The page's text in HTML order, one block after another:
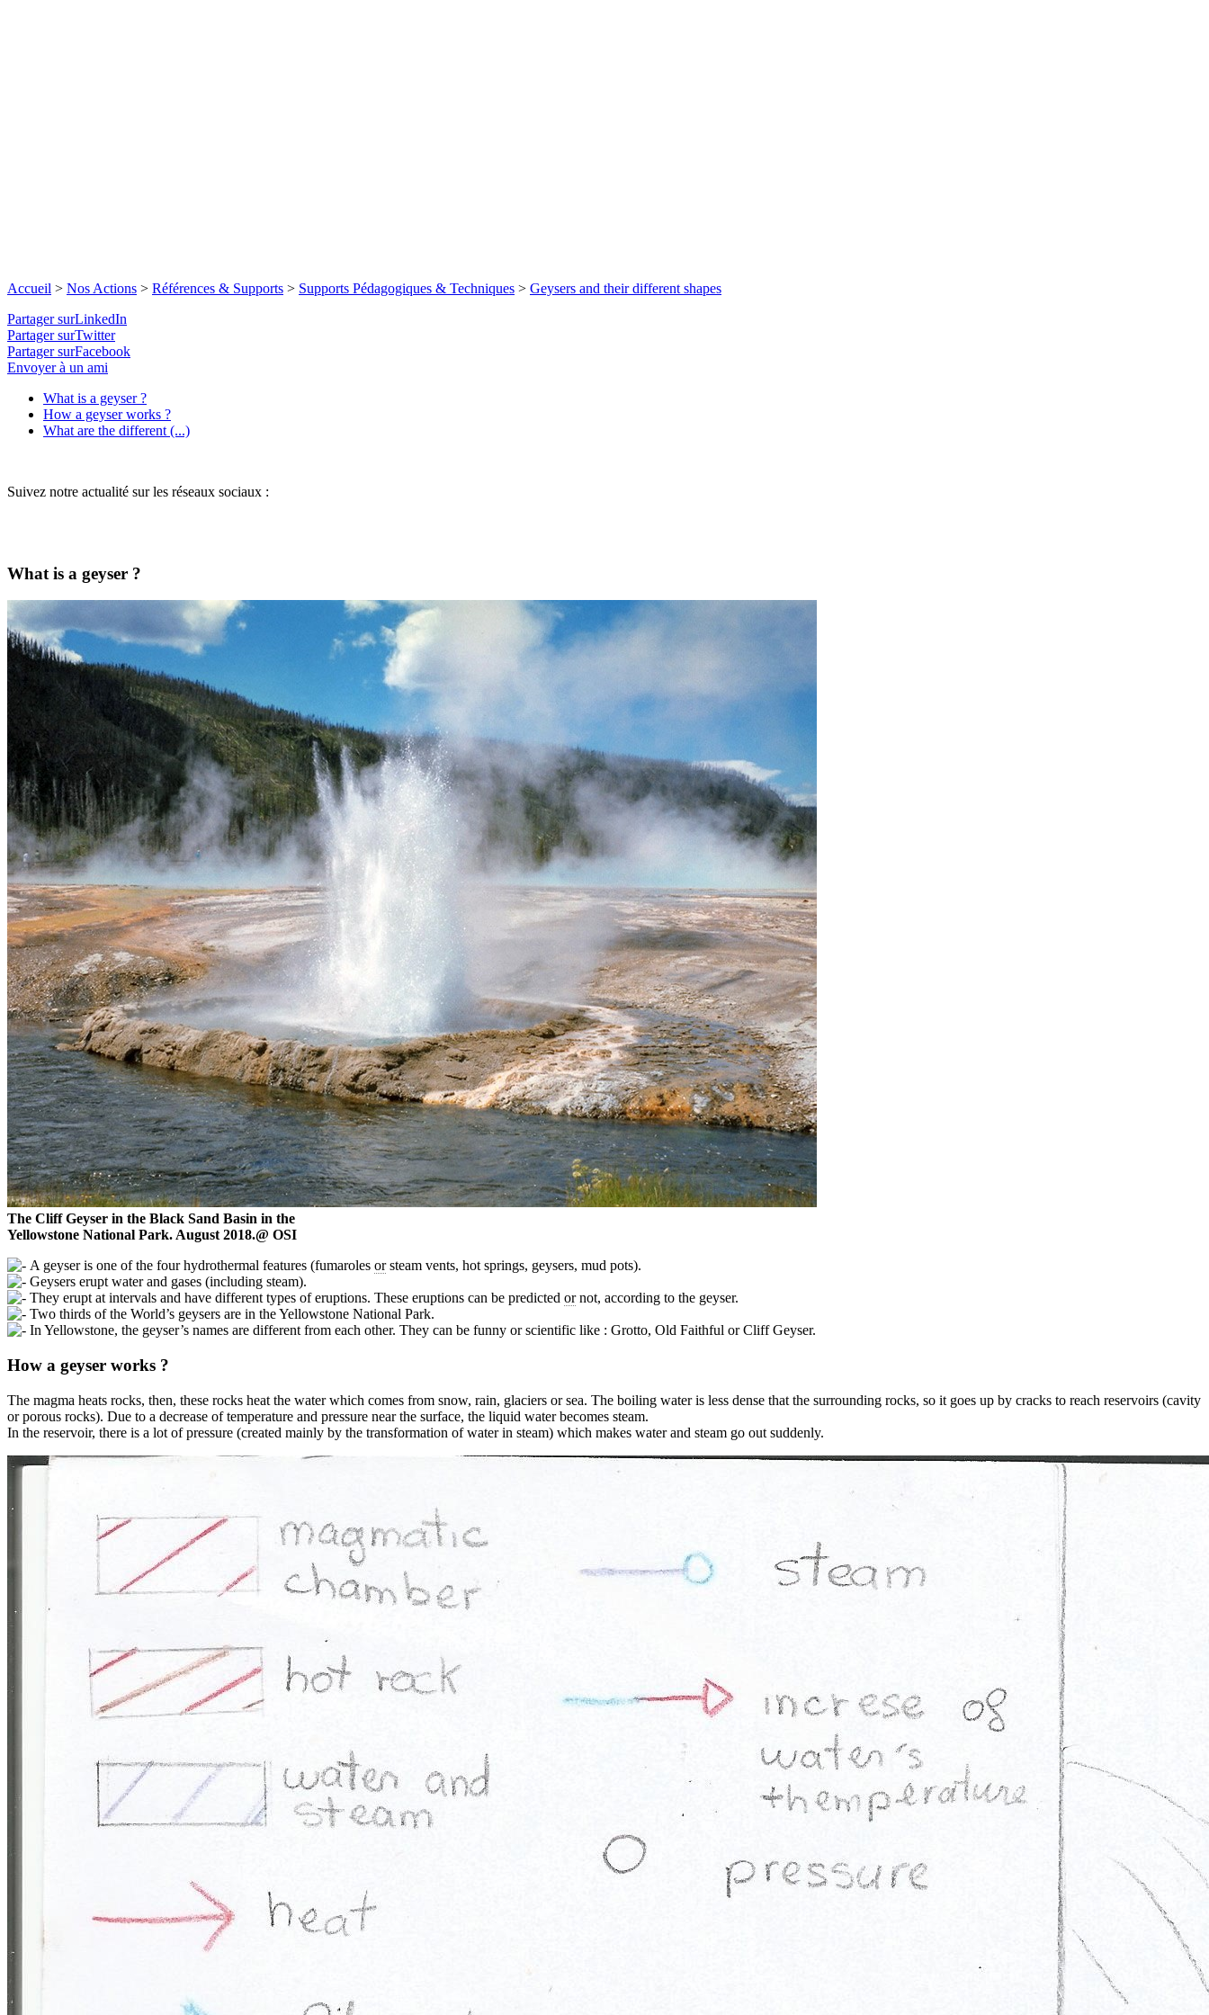
Accueil > Nos Actions > Références & Supports > Supports Pédagogiques & Techniques > Geysers and their different shapes
Partager surLinkedIn
Partager surTwitter
Partager surFacebook
Envoyer à un ami
What is a geyser ?
How a geyser works ?
What are the different (...)
Suivez notre actualité sur les réseaux sociaux :
What is a geyser ?
The Cliff Geyser in the Black Sand Basin in the
Yellowstone National Park. August 2018.@ OSI
A geyser is one of the four hydrothermal features (fumaroles orsteam vents, hot springs, geysers, mud pots).
Geysers erupt water and gases (including steam).
They erupt at intervals and have different types of eruptions. These eruptions can be predicted ornot, according to the geyser.
Two thirds of the World’s geysers are in the Yellowstone National Park.
In Yellowstone, the geyser’s names are different from each other. They can be funny or scientific like : Grotto, Old Faithful or Cliff Geyser.
How a geyser works ?
The magma heats rocks, then, these rocks heat the water which comes from snow, rain, glaciers or sea. The boiling water is less dense that the surrounding rocks, so it goes up by cracks to reach reservoirs (cavity
or porous rocks). Due to a decrease of temperature and pressure near the surface, the liquid water becomes steam.
In the reservoir, there is a lot of pressure (created mainly by the transformation of water in steam) which makes water and steam go out suddenly.